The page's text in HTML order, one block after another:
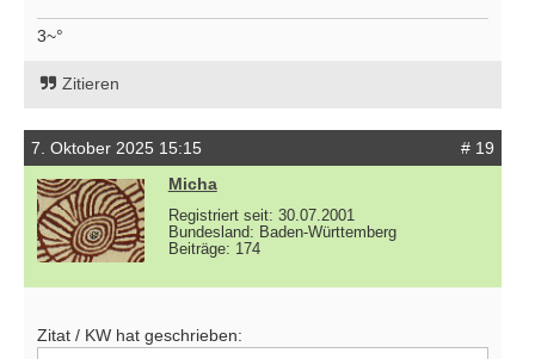
3~°
Zitieren
7. Oktober 2025 15:15
# 19
Micha
Registriert seit: 30.07.2001
Bundesland: Baden-Württemberg
Beiträge: 174
Zitat / KW hat geschrieben: